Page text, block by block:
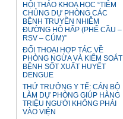
HỘI THẢO KHOA HỌC “TIÊM
CHỦNG DỰ PHÒNG CÁC
BỆNH TRUYỀN NHIỄM
ĐƯỜNG HÔ HẤP (PHẾ CẦU –
RSV – CÚM)”
ĐỐI THOẠI HỢP TÁC VỀ
PHÒNG NGỪA VÀ KIỂM SOÁT
BỆNH SỐT XUẤT HUYẾT
DENGUE
THỨ TRƯỞNG Y TẾ: CÁN BỘ
LÀM DỰ PHÒNG GIÚP HÀNG
TRIỆU NGƯỜI KHÔNG PHẢI
VÀO VIỆN